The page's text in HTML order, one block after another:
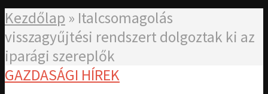
Kezdőlap » Italcsomagolás
visszagyűjtési rendszert dolgoztak ki az
iparági szereplők
GAZDASÁGI HÍREK